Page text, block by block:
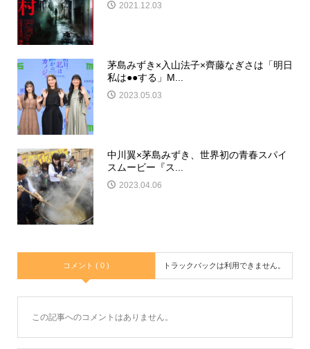
2021.12.03
茅島みずき×入山法子×齊藤なぎさは「明日
私は●●する」M...
2023.05.03
中川翼×茅島みずき、世界初の青春スパイ
スムービー『ス...
2023.04.06
コメント ( 0 ) トラックバックは利用できません。
この記事へのコメントはありません。